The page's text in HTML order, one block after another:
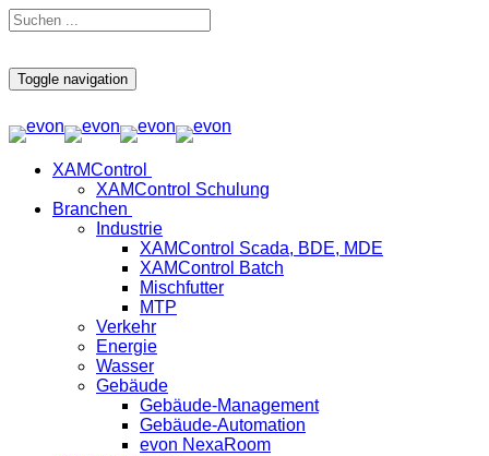
Toggle navigation
XAMControl
XAMControl Schulung
Branchen
Industrie
XAMControl Scada, BDE, MDE
XAMControl Batch
Mischfutter
MTP
Verkehr
Energie
Wasser
Gebäude
Gebäude-Management
Gebäude-Automation
evon NexaRoom